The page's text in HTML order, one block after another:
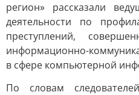
регион» рассказали
деятельности по
преступлений,
информационно-
в сфере компьютерной
По словам